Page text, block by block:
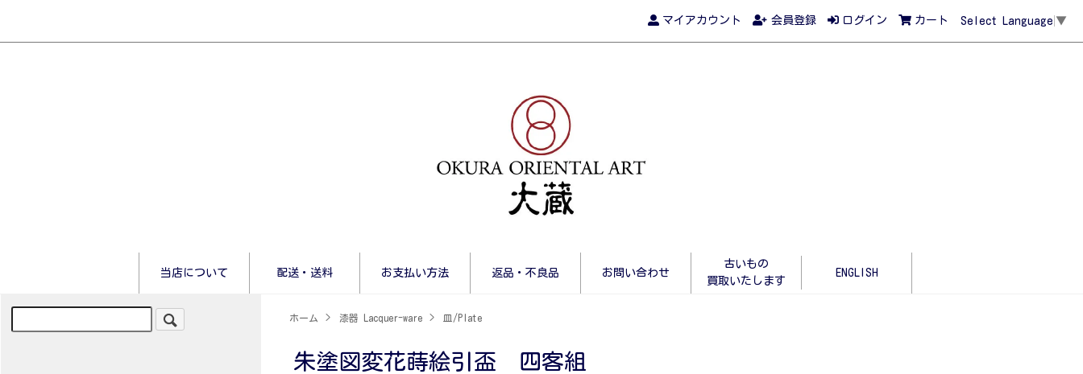
マイアカウント 会員登録 ログイン カート Select Language ▼
当店について 配送・送料 お支払い方法 返品・不良品 お問い合わせ
古いもの
買取いたします
ENGLISH
ホーム > 漆器 Lacquer-ware > 皿/Plate
朱塗図変花蒔絵引盃 四客組